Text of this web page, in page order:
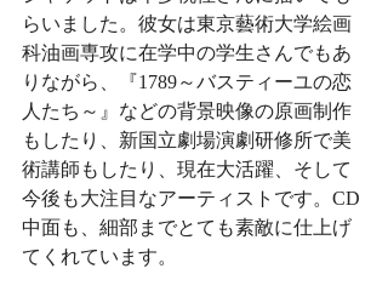
らいました。彼女は東京藝術大学絵画
科油画専攻に在学中の学生さんでもあ
りながら、『1789～バスティーユの恋
人たち～』などの背景映像の原画制作
もしたり、新国立劇場演劇研修所で美
術講師もしたり、現在大活躍、そして
今後も大注目なアーティストです。CD
中面も、細部までとても素敵に仕上げ
てくれています。